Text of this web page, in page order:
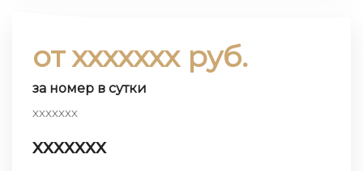
от ххххххх руб.
за номер в сутки
ххххххх
ххххххх